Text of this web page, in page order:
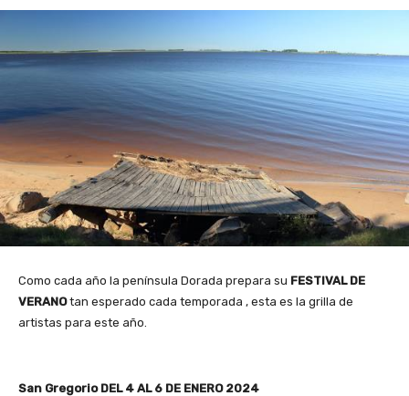
Como cada año la península Dorada prepara su FESTIVAL DE
VERANOtan esperado cada temporada , esta es la grilla de
artistas para este año.
San Gregorio DEL 4 AL 6 DE ENERO 2024